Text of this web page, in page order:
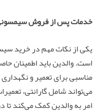
خدمات پس از فروش
یکی از نکات مهم در خرید
است. والدین باید اطمینان
مناسبی برای تعمیر و
می‌تواند شامل گارانتی،
امر به والدین کمک می‌کند